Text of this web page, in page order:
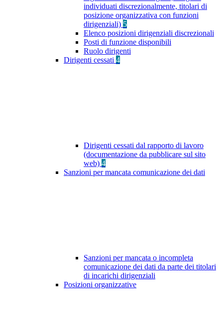
individuati discrezionalmente, titolari di
posizione organizzativa con funzioni
dirigenziali) 5
Elenco posizioni dirigenziali discrezionali
Posti di funzione disponibili
Ruolo dirigenti
Dirigenti cessati 4
Dirigenti cessati dal rapporto di lavoro
(documentazione da pubblicare sul sito
web) 4
Sanzioni per mancata comunicazione dei dati
Sanzioni per mancata o incompleta
comunicazione dei dati da parte dei titolari
di incarichi dirigenziali
Posizioni organizzative